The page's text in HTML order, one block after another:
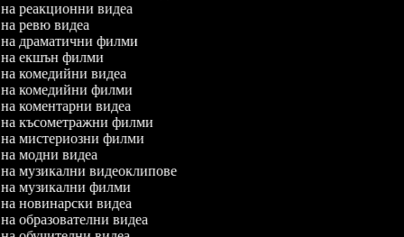
на реакционни видеа
на ревю видеа
на драматични филми
на екшън филми
на комедийни видеа
на комедийни филми
на коментарни видеа
на късометражни филми
на мистериозни филми
на модни видеа
на музикални видеоклипове
на музикални филми
на новинарски видеа
на образователни видеа